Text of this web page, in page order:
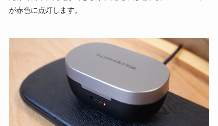
が赤色に点灯します。